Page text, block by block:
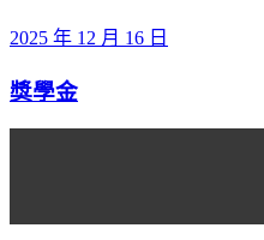
2025 年 12 月 16 日
獎學金